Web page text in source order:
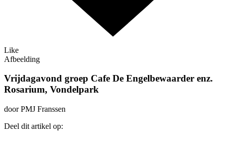
Like
Afbeelding
Vrijdagavond groep Cafe De Engelbewaarder enz.
Rosarium, Vondelpark
door PMJ Franssen
Deel dit artikel op: